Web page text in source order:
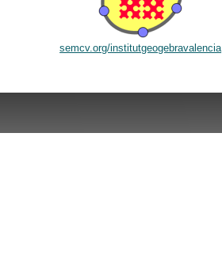
semcv.org/institutgeogebravalencia